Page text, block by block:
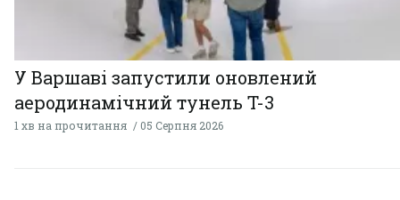
У Варшаві запустили оновлений
аеродинамічний тунель T-3
1 хв на прочитання 05 Серпня 2026